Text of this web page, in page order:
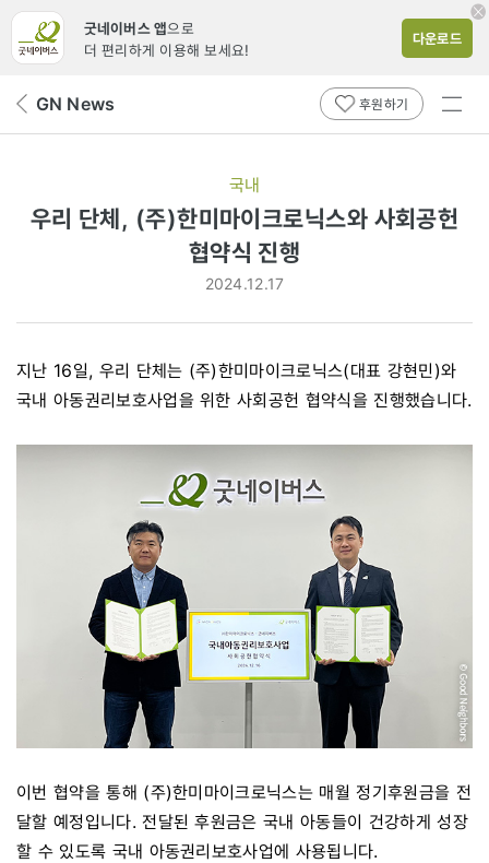
굿네이버스 앱으로
더 편리하게 이용해 보세요!
다운로드
뒤 GN News 후원하기
전체
국내
우리 단체, (주)한미마이크로닉스와 사회공헌
협약식 진행
2024.12.17
지난 16일, 우리 단체는 (주)한미마이크로닉스(대표 강현민)와
국내 아동권리보호사업을 위한 사회공헌 협약식을 진행했습니다.
이번 협약을 통해 (주)한미마이크로닉스는 매월 정기후원금을 전
달할 예정입니다. 전달된 후원금은 국내 아동들이 건강하게 성장
할 수 있도록 국내 아동권리보호사업에 사용됩니다.